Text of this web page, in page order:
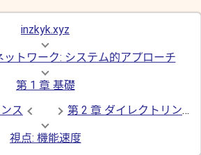
inzkyk.xyz
ットワーク: システム的アプローチ
第 1 章 基礎
ス
第 2 章 ダイレクトリンク
視点: 機能速度